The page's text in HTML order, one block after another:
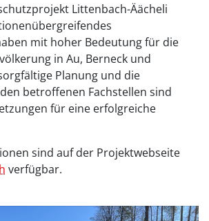
Littenbach-Äächeli
mit hoher Bedeutung für die
in Au, Berneck und
Planung und die
betroffenen Fachstellen sind
für eine erfolgreiche
sind auf der Projektwebseite
verfügbar.